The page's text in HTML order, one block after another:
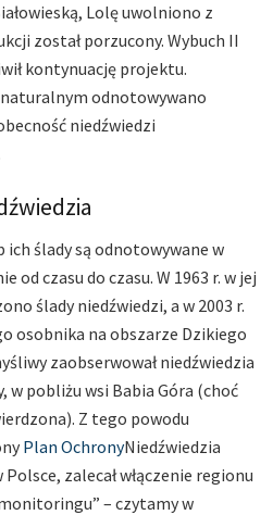
Lolę uwolniono z
został porzucony. Wybuch II
kontynuację projektu.
odnotowywano
niedźwiedzi
ich ślady są odnotowywane w
od czasu do czasu. W 1963 r. w jej
ślady niedźwiedzi, a w 2003 r.
osobnika na obszarze Dzikiego
zaobserwował niedźwiedzia
w pobliżu wsi Babia Góra (choć
Z tego powodu
Plan OchronyNiedźwiedzia
zalecał włączenie regionu
– czytamy w